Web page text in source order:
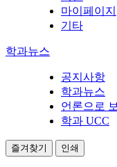
마이페이지
기타
학과뉴스
공지사항
학과뉴스
언론으로
학과 UCC
즐겨찾기 인쇄